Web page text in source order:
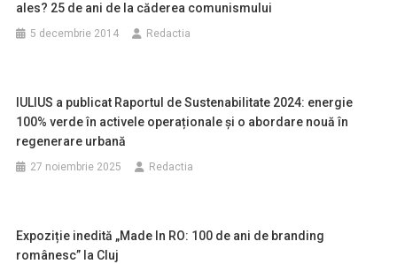
ales? 25 de ani de la căderea comunismului
5 decembrie 2014 Redactia
IULIUS a publicat Raportul de Sustenabilitate 2024: energie
100% verde în activele operaționale și o abordare nouă în
regenerare urbană
27 noiembrie 2025 Redactia
Expoziție inedită „Made In RO: 100 de ani de branding
românesc” la Cluj